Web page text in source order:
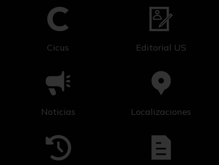
Cicus Editorial US
Noticias Localizaciones